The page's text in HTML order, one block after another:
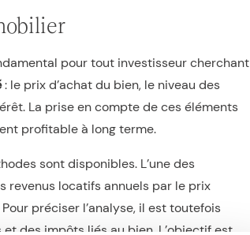
pour tout investisseur cherchant
: le prix d’achat du bien, le niveau des
La prise en compte de ces éléments
profitable à long terme.
sont disponibles. L’une des
revenus locatifs annuels par le prix
préciser l’analyse, il est toutefois
des impôts liés au bien. L’objectif est